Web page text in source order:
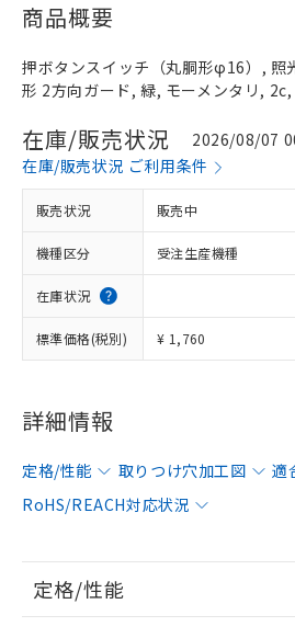
商品概要
押ボタンスイッチ（丸胴形φ16）, 照
形 2方向ガード, 緑, モーメンタリ,
在庫/販売状況
2026/08/07
在庫/販売状況 ご利用条件
販売状況 販売中
機種区分 受注生産機種
在庫状況
標準価格(税別) ¥ 1,760
詳細情報
定格/性能 取りつけ穴加工図 適
RoHS/REACH対応状況
定格/性能